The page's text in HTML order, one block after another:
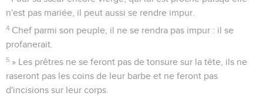
n'est pas mariée, il peut aussi se rendre impur.
4 Chef parmi son peuple, il ne se rendra pas impur : il se
profanerait.
5 » Les prêtres ne se feront pas de tonsure sur la tête, ils ne
raseront pas les coins de leur barbe et ne feront pas
d'incisions sur leur corps.